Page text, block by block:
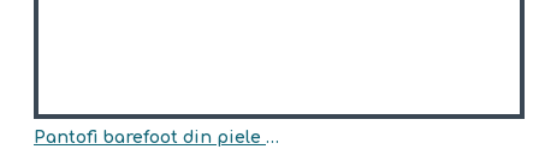
Pantofi barefoot din piele naturala Arisori Happy Koala